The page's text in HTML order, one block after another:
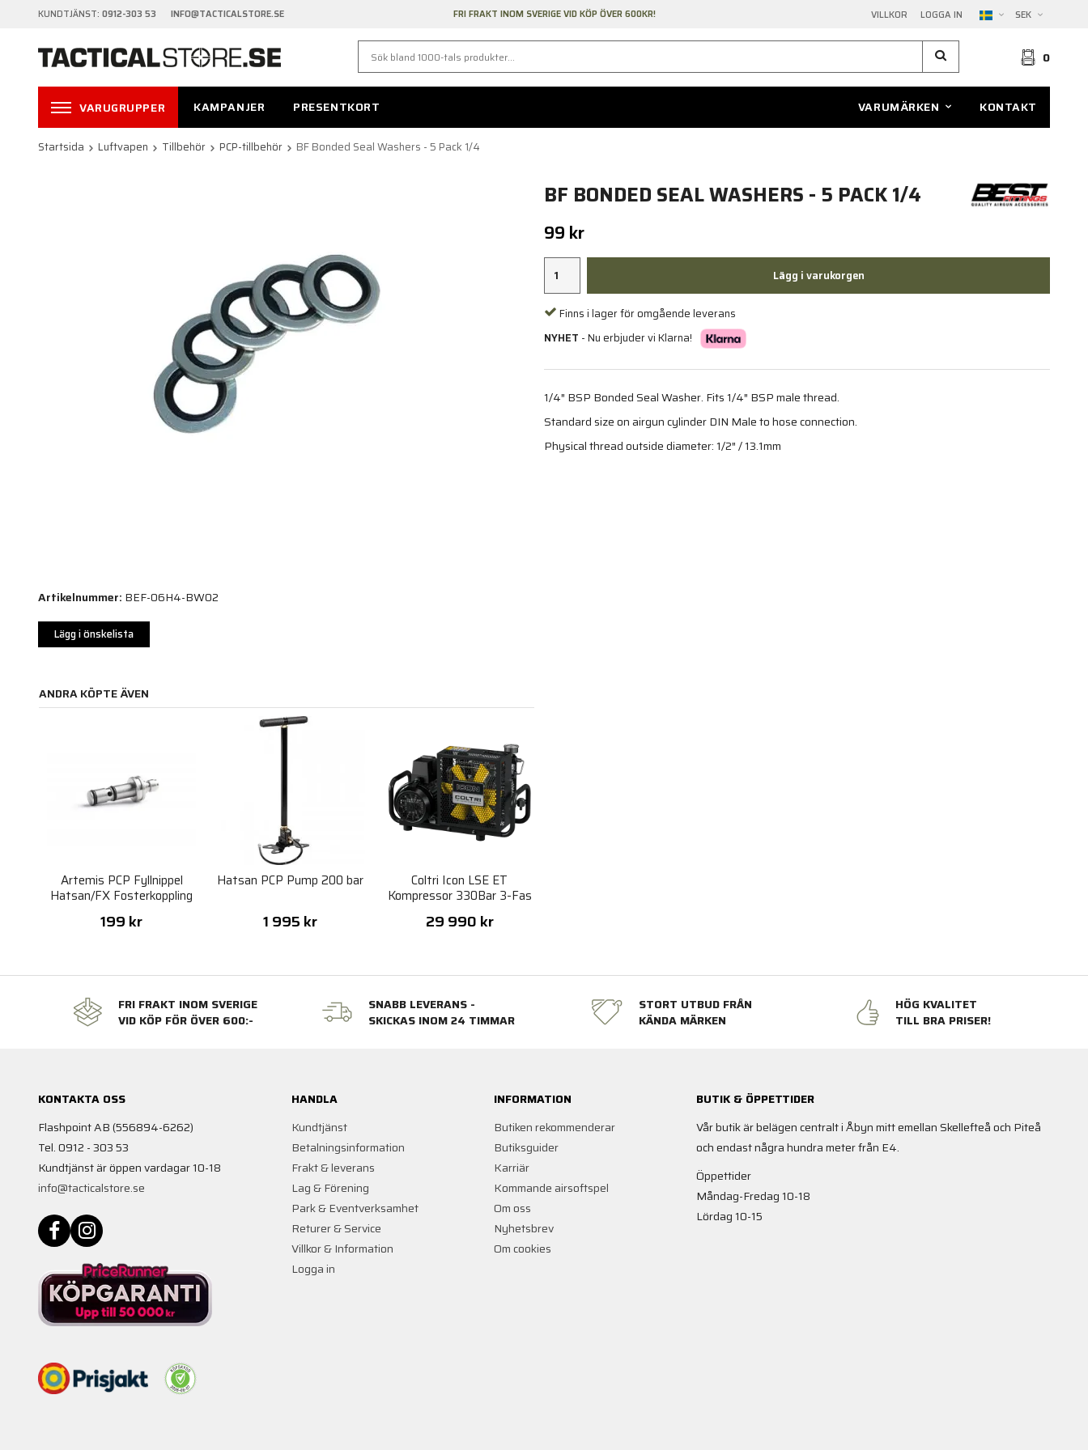
KUNDTJÄNST: 0912-303 53 INFO@TACTICALSTORE.SE VILLKOR LOGGA IN SEK
FRI FRAKT INOM SVERIGE VID KÖP ÖVER 600KR!
0
VARUGRUPPER KAMPANJER PRESENTKORT VARUMÄRKEN KONTAKT
Startsida Luftvapen Tillbehör PCP-tillbehör BF Bonded Seal Washers - 5 Pack 1/4
BF BONDED SEAL WASHERS - 5 PACK 1/4
99 kr
Lägg i varukorgen
Finns i lager för omgående leverans
NYHET - Nu erbjuder vi Klarna!
1/4″ BSP Bonded Seal Washer. Fits 1/4″ BSP male thread.
Standard size on airgun cylinder DIN Male to hose connection.
Physical thread outside diameter: 1/2″ / 13.1mm
Artikelnummer: BEF-06H4-BW02
Lägg i önskelista
ANDRA KÖPTE ÄVEN
Artemis PCP Fyllnippel
Hatsan/FX Fosterkoppling
till QF
199 kr
Hatsan PCP Pump 200 bar
1 995 kr
Coltri Icon LSE ET
Kompressor 330Bar 3-Fas
29 990 kr
FRI FRAKT INOM SVERIGE
VID KÖP FÖR ÖVER 600:-
SNABB LEVERANS -
SKICKAS INOM 24 TIMMAR
STORT UTBUD FRÅN
KÄNDA MÄRKEN
HÖG KVALITET
TILL BRA PRISER!
KONTAKTA OSS
Flashpoint AB (556894-6262)
Tel. 0912 - 303 53
Kundtjänst är öppen vardagar 10-18
info@tacticalstore.se
HANDLA
Kundtjänst
Betalningsinformation
Frakt & leverans
Lag & Förening
Park & Eventverksamhet
Returer & Service
Villkor & Information
Logga in
INFORMATION
Butiken rekommenderar
Butiksguider
Karriär
Kommande airsoftspel
Om oss
Nyhetsbrev
Om cookies
BUTIK & ÖPPETTIDER
Vår butik är belägen centralt i Åbyn mitt emellan Skellefteå och Piteå
och endast några hundra meter från E4.
Öppettider
Måndag-Fredag 10-18
Lördag 10-15